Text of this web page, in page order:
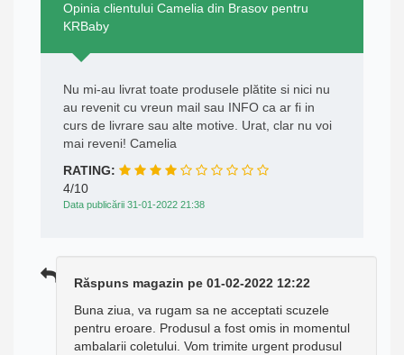
Opinia clientului Camelia din Brasov pentru
KRBaby
Nu mi-au livrat toate produsele plătite si nici nu
au revenit cu vreun mail sau INFO ca ar fi in
curs de livrare sau alte motive. Urat, clar nu voi
mai reveni! Camelia
RATING:
4/10
Data publicării 31-01-2022 21:38
Răspuns magazin pe 01-02-2022 12:22
Buna ziua, va rugam sa ne acceptati scuzele
pentru eroare. Produsul a fost omis in momentul
ambalarii coletului. Vom trimite urgent produsul